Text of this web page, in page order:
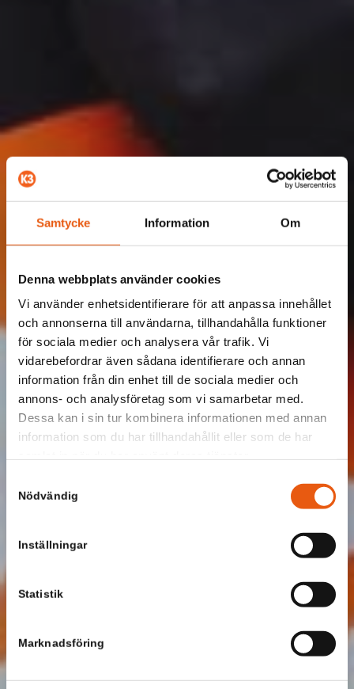
Samtycke Information Om
Denna webbplats använder cookies
Vi använder enhetsidentifierare för att anpassa innehållet
och annonserna till användarna, tillhandahålla funktioner
för sociala medier och analysera vår trafik. Vi
vidarebefordrar även sådana identifierare och annan
information från din enhet till de sociala medier och
annons- och analysföretag som vi samarbetar med.
Dessa kan i sin tur kombinera informationen med annan
information som du har tillhandahållit eller som de har
Nödvändig
Inställningar
Statistik
Marknadsföring